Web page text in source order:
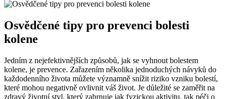
Osvědčené tipy pro prevenci bolesti
kolene
Jedním z nejefektivnějších způsobů, jak se vyhnout bolestem
kolene, je prevence. Zařazením několika jednoduchých návyků do
každodenního života můžete významně snížit riziko vzniku bolestí,
které mohou negativně ovlivnit váš život. Je důležité se zaměřit na
zdravý životní styl, který zahrnuje jak fyzickou aktivitu, tak péči o